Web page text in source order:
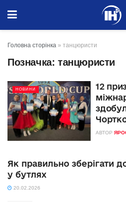
Головна сторінка » танцюристи
Позначка: танцюристи
НОВИНИ
12
АВТОР
Як правильно зберігати
у бутлях
20.02.2026